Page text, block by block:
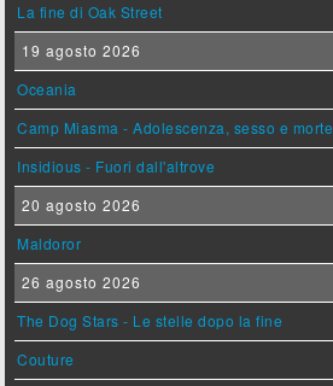
La fine di Oak Street
19 agosto 2026
Oceania
Camp Miasma - Adolescenza, sesso e morte
Insidious - Fuori dall'altrove
20 agosto 2026
Maldoror
26 agosto 2026
The Dog Stars - Le stelle dopo la fine
Couture